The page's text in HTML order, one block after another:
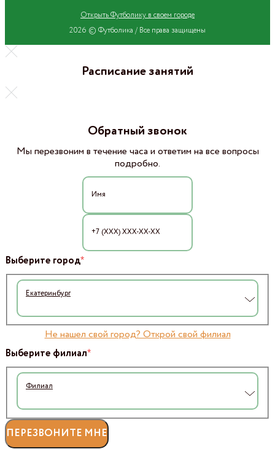
Открыть Футболику в своем городе
2026 © Футболика / Все права защищены
Расписание занятий
Обратный звонок
Мы перезвоним в течение часа и ответим на все вопросы
подробно.
Выберите город*
Екатеринбург
Не нашел свой город? Открой свой филиал
Выберите филиал*
Филиал